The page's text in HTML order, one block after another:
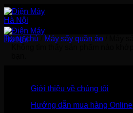
Bỏ
qua
nội
dung
Trang chủ Máy sấy quần áo
Giới thiệu về chúng tôi
Hướng dẫn mua hàng Online